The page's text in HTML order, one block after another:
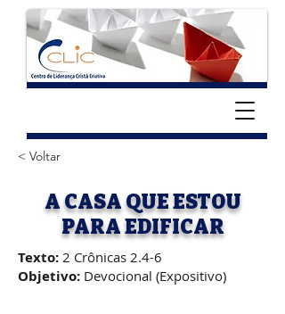
< Voltar
A CASA QUE ESTOU
PARA EDIFICAR
Texto: 2 Crônicas 2.4-6
Objetivo: Devocional (Expositivo)